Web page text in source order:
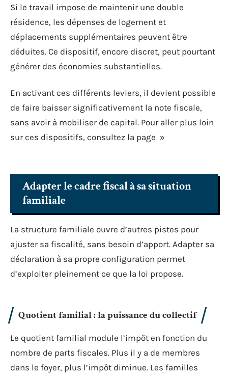
Si le travail impose de maintenir une double
résidence, les dépenses de logement et
déplacements supplémentaires peuvent être
déduites. Ce dispositif, encore discret, peut pourtant
générer des économies substantielles.
En activant ces différents leviers, il devient possible
de faire baisser significativement la note fiscale,
sans avoir à mobiliser de capital. Pour aller plus loin
sur ces dispositifs, consultez la page »
Adapter le cadre fiscal à sa situation
familiale
La structure familiale ouvre d’autres pistes pour
ajuster sa fiscalité, sans besoin d’apport. Adapter sa
déclaration à sa propre configuration permet
d’exploiter pleinement ce que la loi propose.
Quotient familial : la puissance du collectif
Le quotient familial module l’impôt en fonction du
nombre de parts fiscales. Plus il y a de membres
dans le foyer, plus l’impôt diminue. Les familles